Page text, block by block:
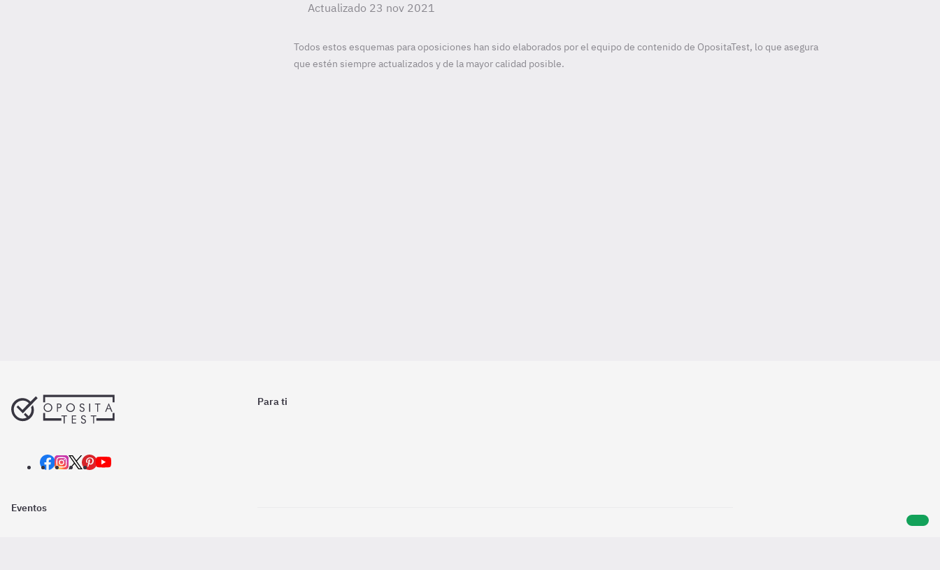
Actualizado 23 nov 2021
Todos estos esquemas para oposiciones han sido elaborados por el equipo de contenido de OpositaTest, lo que asegura
que estén siempre actualizados y de la mayor calidad posible.
Para ti
Eventos